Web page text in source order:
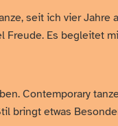
seit ich vier Jahre
Freude. Es begleitet
Contemporary
bringt etwas